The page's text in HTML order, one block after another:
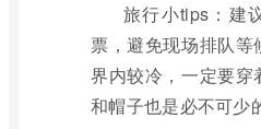
旅行小tips：建
票，避免现场排队
界内较冷，一定要穿
和帽子也是必不可少